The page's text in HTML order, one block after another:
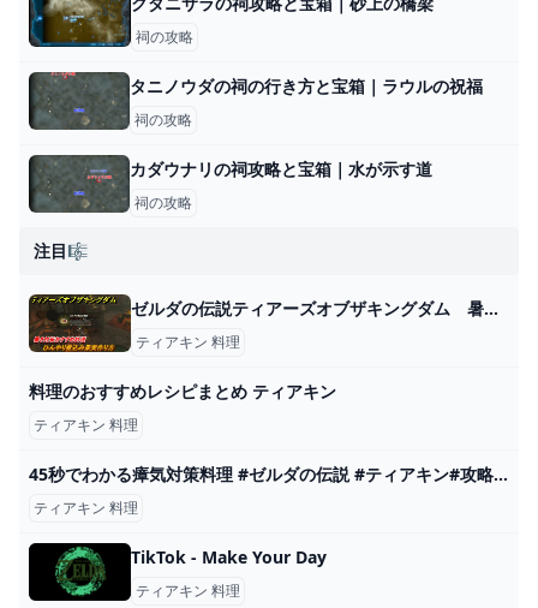
祠の攻略
タニノウダの祠の行き方と宝箱｜ラウルの祝福
祠の攻略
カダウナリの祠攻略と宝箱｜水が示す道
祠の攻略
注目🎼
ゼルダの伝説ティアーズオブザキングダム 暑さ対策おすすめ料理 ひんやり煮込み果実作り方 ＃４８６ 【ティアキン】 - ニコニコ動画
ティアキン 料理
料理のおすすめレシピまとめ ティアキン
ティアキン 料理
45秒でわかる瘴気対策料理 #ゼルダの伝説 #ティアキン#攻略 - YouTube
ティアキン 料理
TikTok - Make Your Day
ティアキン 料理